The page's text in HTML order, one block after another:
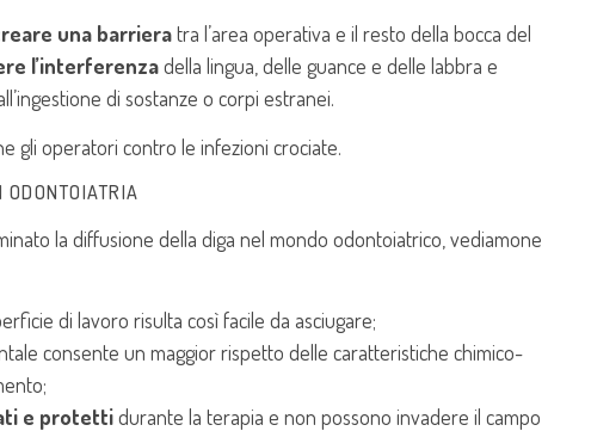
una barrieratra l’area operativa e il resto della bocca del
l’interferenzadella lingua, delle guance e delle labbra e
di sostanze o corpi estranei.
gli operatori contro le infezioni crociate.
la diffusione della diga nel mondo odontoiatrico, vediamone
di lavoro risulta così facile da asciugare;
consente un maggior rispetto delle caratteristiche chimico-
e protettidurante la terapia e non possono invadere il campo